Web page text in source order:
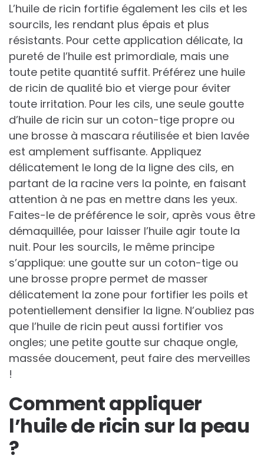
L’huile de ricin fortifie également les cils et les
sourcils, les rendant plus épais et plus
résistants. Pour cette application délicate, la
pureté de l’huile est primordiale, mais une
toute petite quantité suffit. Préférez une huile
de ricin de qualité bio et vierge pour éviter
toute irritation. Pour les cils, une seule goutte
d’huile de ricin sur un coton-tige propre ou
une brosse à mascara réutilisée et bien lavée
est amplement suffisante. Appliquez
délicatement le long de la ligne des cils, en
partant de la racine vers la pointe, en faisant
attention à ne pas en mettre dans les yeux.
Faites-le de préférence le soir, après vous être
démaquillée, pour laisser l’huile agir toute la
nuit. Pour les sourcils, le même principe
s’applique: une goutte sur un coton-tige ou
une brosse propre permet de masser
délicatement la zone pour fortifier les poils et
potentiellement densifier la ligne. N’oubliez pas
que l’huile de ricin peut aussi fortifier vos
ongles; une petite goutte sur chaque ongle,
massée doucement, peut faire des merveilles
!
Comment appliquer
l’huile de ricin sur la peau
?